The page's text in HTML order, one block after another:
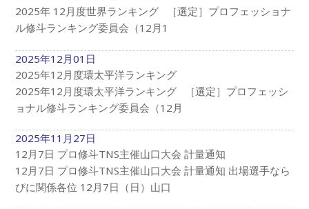
2025年 12月度世界ランキング ［選定］プロフェッショナ
ル修斗ランキング委員会（12月1
2025年12月01日
2025年12月度環太平洋ランキング
2025年12月度環太平洋ランキング ［選定］プロフェッシ
ョナル修斗ランキング委員会（12月
2025年11月27日
12月7日 プロ修斗TNS主催山口大会 計量通知
12月7日 プロ修斗TNS主催山口大会 計量通知 出場選手なら
びに関係各位 12月7日（日）山口